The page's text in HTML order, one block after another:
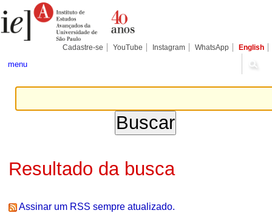
para
conteúdo.
Pessoais
Cadastre-se YouTube Instagram WhatsApp English
menu
Resultado da busca
Assinar um RSS sempre atualizado.